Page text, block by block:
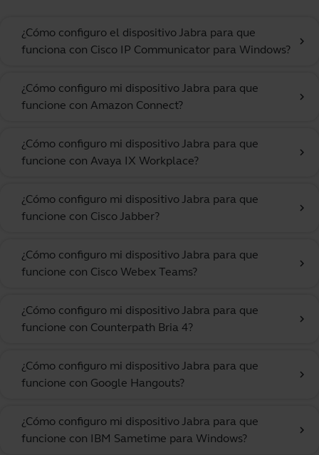
¿Cómo configuro el dispositivo Jabra para que
funciona con Cisco IP Communicator para Windows?
chevron_right
¿Cómo configuro mi dispositivo Jabra para que
funcione con Amazon Connect?
chevron_right
¿Cómo configuro mi dispositivo Jabra para que
funcione con Avaya IX Workplace?
chevron_right
¿Cómo configuro mi dispositivo Jabra para que
funcione con Cisco Jabber?
chevron_right
¿Cómo configuro mi dispositivo Jabra para que
funcione con Cisco Webex Teams?
chevron_right
¿Cómo configuro mi dispositivo Jabra para que
funcione con Counterpath Bria 4?
chevron_right
¿Cómo configuro mi dispositivo Jabra para que
funcione con Google Hangouts?
chevron_right
¿Cómo configuro mi dispositivo Jabra para que
funcione con IBM Sametime para Windows?
chevron_right